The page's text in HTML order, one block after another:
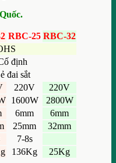
RBC-25 RBC-32
định
đai sắt
220V
220V
1600W
2800W
6mm
6mm
25mm
32mm
7-8s
136Kg 25Kg